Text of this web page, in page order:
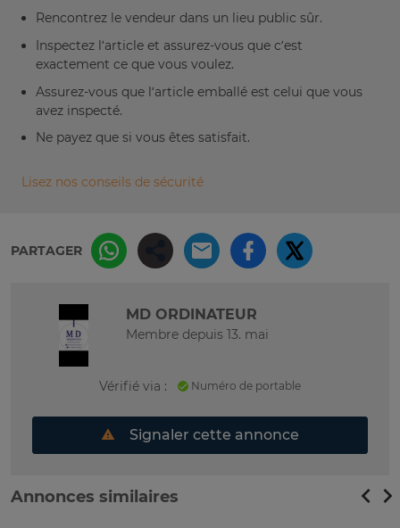
Rencontrez le vendeur dans un lieu public sûr.
Inspectez l’article et assurez-vous que c’est
exactement ce que vous voulez.
Assurez-vous que l’article emballé est celui que vous
avez inspecté.
Ne payez que si vous êtes satisfait.
Lisez nos conseils de sécurité
PARTAGER
MD ORDINATEUR
Membre depuis 13. mai
Vérifié via : Numéro de portable
Signaler cette annonce
Annonces similaires